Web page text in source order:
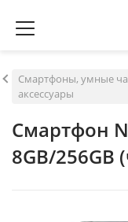
Смартфоны, умные
аксессуары
Смартфон
8GB/256GB